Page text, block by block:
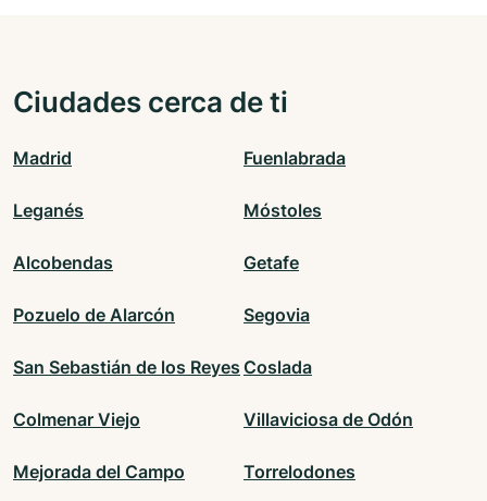
Ciudades cerca de ti
Madrid Fuenlabrada
Leganés Móstoles
Alcobendas Getafe
Pozuelo de Alarcón Segovia
San Sebastián de los Reyes Coslada
Colmenar Viejo Villaviciosa de Odón
Mejorada del Campo Torrelodones